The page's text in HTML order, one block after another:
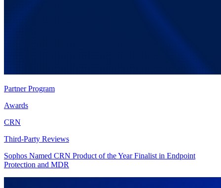
Partner Program
Awards
CRN
Third-Party Reviews
Sophos Named CRN Product of the Year Finalist in Endpoint
Protection and MDR